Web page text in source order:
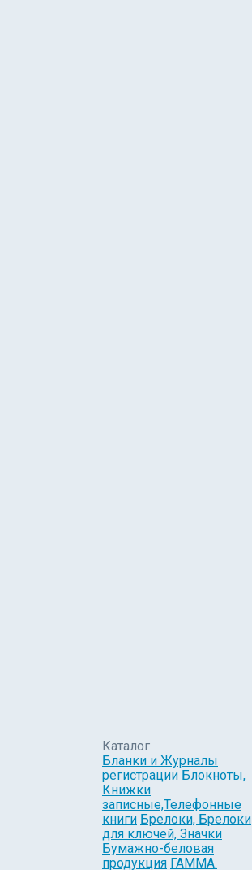
Каталог
Бланки и Журналы
регистрации Блокноты,
Книжки
записные,Телефонные
книги Брелоки, Брелоки
для ключей, Значки
Бумажно-беловая
продукция ГАММА.